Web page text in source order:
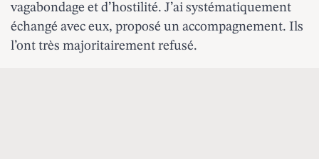
vagabondage et d’hostilité. J’ai systématiquement
échangé avec eux, proposé un accompagnement. Ils
l’ont très majoritairement refusé.